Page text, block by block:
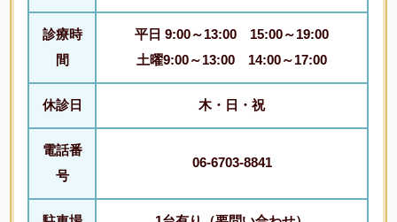
診療時
間
平日 9:00～13:00 15:00～19:00
土曜9:00～13:00 14:00～17:00
休診日 木・日・祝
電話番
号
06-6703-8841